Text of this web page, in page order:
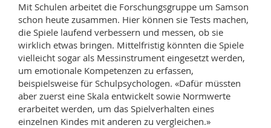
Mit Schulen arbeitet die Forschungsgruppe um Samson
schon heute zusammen. Hier können sie Tests machen,
die Spiele laufend verbessern und messen, ob sie
wirklich etwas bringen. Mittelfristig könnten die Spiele
vielleicht sogar als Messinstrument eingesetzt werden,
um emotionale Kompetenzen zu erfassen,
beispielsweise für Schulpsychologen. «Dafür müssten
aber zuerst eine Skala entwickelt sowie Normwerte
erarbeitet werden, um das Spielverhalten eines
einzelnen Kindes mit anderen zu vergleichen.»